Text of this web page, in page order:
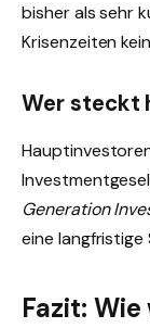
bisher als sehr
Krisenzeiten
Wer steckt
Generation
eine
Fazit: